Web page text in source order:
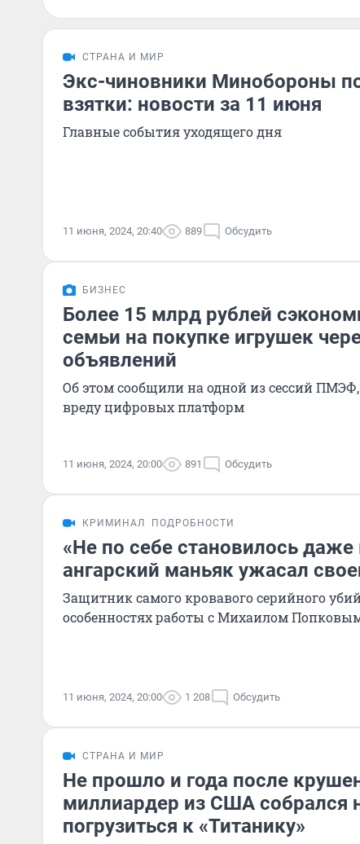
СТРАНА И МИР
Экс-чиновники Минобороны
взятки: новости за 11 июня
Главные события уходящего дня
11 июня, 2024, 20:40 889 Обсудить
БИЗНЕС
Более 15 млрд рублей
семьи на покупке игрушек
объявлений
Об этом сообщили на одной из сессий
вреду цифровых платформ
11 июня, 2024, 20:00 891 Обсудить
КРИМИНАЛ ПОДРОБНОСТИ
«Не по себе становилось
ангарский маньяк ужасал
Защитник самого кровавого серийного
особенностях работы с Михаилом
11 июня, 2024, 20:00 1 208 Обсудить
СТРАНА И МИР
Не прошло и года после
миллиардер из США собрался
погрузиться к «Титанику»